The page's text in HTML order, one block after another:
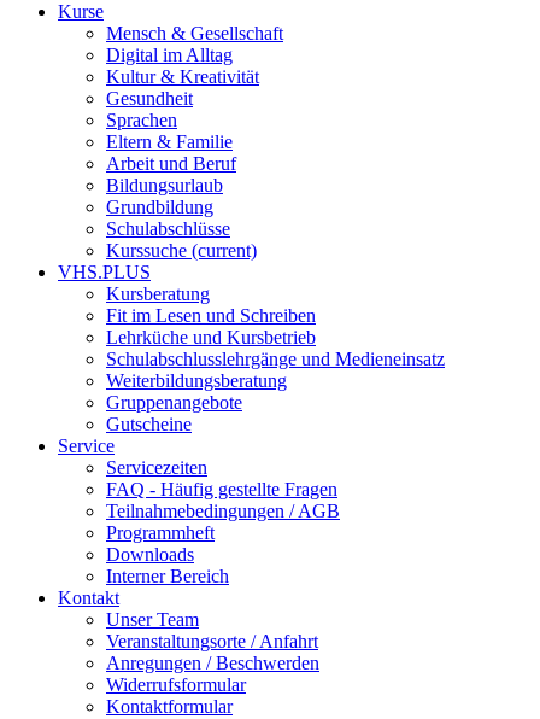
Kurse
Mensch & Gesellschaft
Digital im Alltag
Kultur & Kreativität
Gesundheit
Sprachen
Eltern & Familie
Arbeit und Beruf
Bildungsurlaub
Grundbildung
Schulabschlüsse
Kurssuche (current)
VHS.PLUS
Kursberatung
Fit im Lesen und Schreiben
Lehrküche und Kursbetrieb
Schulabschlusslehrgänge und Medieneinsatz
Weiterbildungsberatung
Gruppenangebote
Gutscheine
Service
Servicezeiten
FAQ - Häufig gestellte Fragen
Teilnahmebedingungen / AGB
Programmheft
Downloads
Interner Bereich
Kontakt
Unser Team
Veranstaltungsorte / Anfahrt
Anregungen / Beschwerden
Widerrufsformular
Kontaktformular